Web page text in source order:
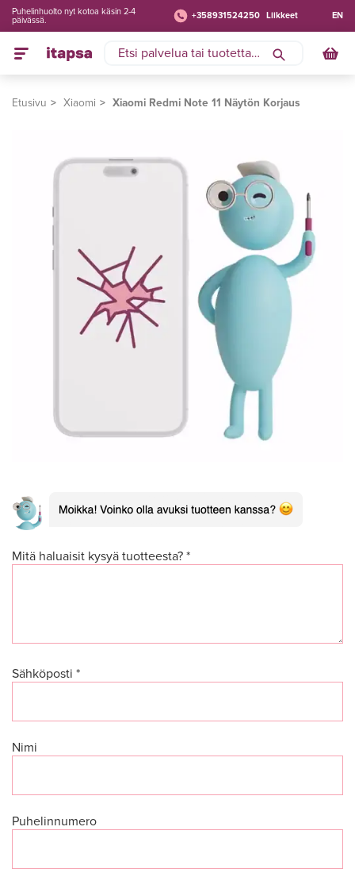
+358931524250 Liikkeet
Puhelinhuolto nyt kotoa käsin 2-4
päivässä.
EN
Etusivu Xiaomi Xiaomi Redmi Note 11 Näytön Korjaus
Mitä haluaisit kysyä tuotteesta? *
Sähköposti *
Nimi
Puhelinnumero